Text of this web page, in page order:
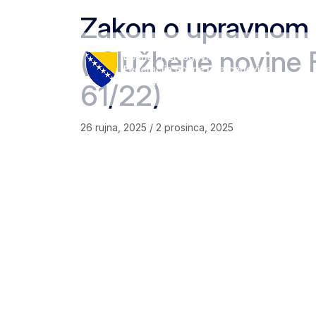
Zakon o
(„Službene
61/22)
26 rujna, 2025 / 2 prosinca, 2025